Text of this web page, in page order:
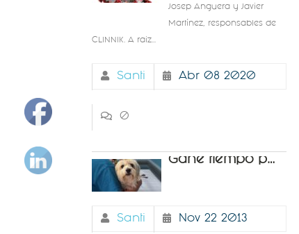
Josep Anguera y Javier
Martínez, responsables de
CLINNIK. A raiz...
Santi Abr 08 2020
0
Gane tiempo para su
Santi Nov 22 2013